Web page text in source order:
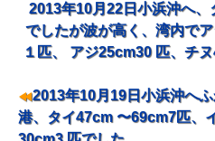
投稿ナビゲーション
2013年10月22日小浜沖へ
でしたが波が高く、湾内で
１匹、 アジ25cm30 匹、チ
2013年10月19日小浜沖へ
港、タイ47cm 〜69cm7匹、